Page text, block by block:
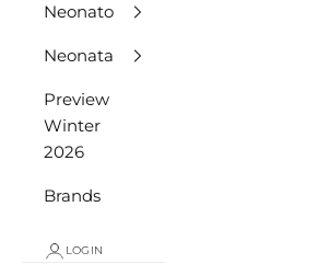
Neonato
Neonata
Preview
Winter
2026
Brands
LOGIN